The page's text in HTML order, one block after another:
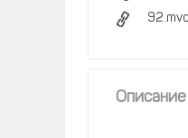
Описание